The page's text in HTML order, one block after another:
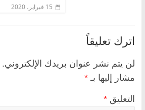
15 فبراير، 2020
اترك تعليقاً
لن يتم نشر عنوان بريدك الإلكتروني.
مشار إليها بـ *
التعليق *